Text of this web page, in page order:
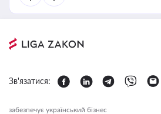
Зв'язатися:
забезпечує український бізнес